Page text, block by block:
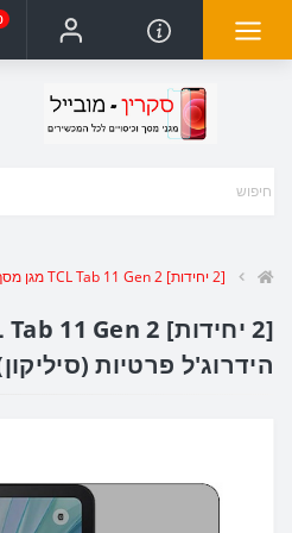
[2 יחידות] TCL Tab 11 Gen 2 מגן מסך הידרוג'ל פרטיות (סיליקון) סקרין מובייל
הידרוג'ל פרטיות